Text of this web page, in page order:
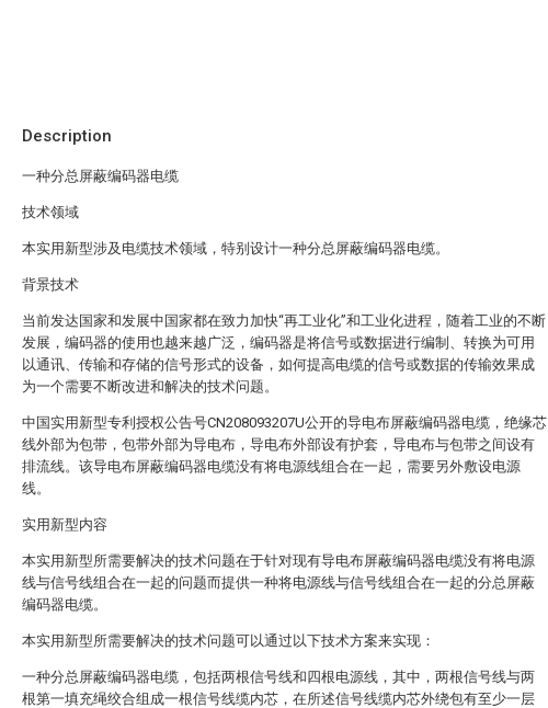
Description
一种分总屏蔽编码器电缆
技术领域
本实用新型涉及电缆技术领域，特别设计一种分总屏蔽编码器电缆。
背景技术
当前发达国家和发展中国家都在致力加快“再工业化”和工业化进程，随着工业的不断
发展，编码器的使用也越来越广泛，编码器是将信号或数据进行编制、转换为可用
以通讯、传输和存储的信号形式的设备，如何提高电缆的信号或数据的传输效果成
为一个需要不断改进和解决的技术问题。
中国实用新型专利授权公告号CN208093207U公开的导电布屏蔽编码器电缆，绝缘芯
线外部为包带，包带外部为导电布，导电布外部设有护套，导电布与包带之间设有
排流线。该导电布屏蔽编码器电缆没有将电源线组合在一起，需要另外敷设电源
线。
实用新型内容
本实用新型所需要解决的技术问题在于针对现有导电布屏蔽编码器电缆没有将电源
线与信号线组合在一起的问题而提供一种将电源线与信号线组合在一起的分总屏蔽
编码器电缆。
本实用新型所需要解决的技术问题可以通过以下技术方案来实现：
一种分总屏蔽编码器电缆，包括两根信号线和四根电源线，其中，两根信号线与两
根第一填充绳绞合组成一根信号线缆内芯，在所述信号线缆内芯外绕包有至少一层